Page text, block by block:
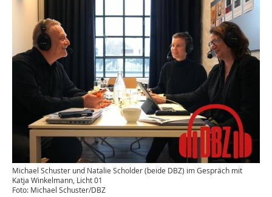
Michael Schuster und Natalie Scholder (beide DBZ) im Gespräch mit
Katja Winkelmann, Licht 01
Foto: Michael Schuster/DBZ